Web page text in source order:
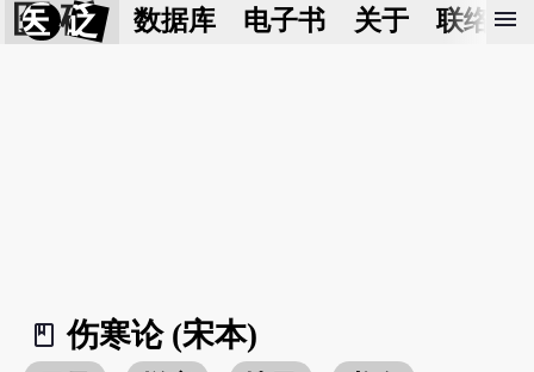
医 砭 数据库 电子书 关于 联络我
menu
book_2
伤寒论 (宋本)